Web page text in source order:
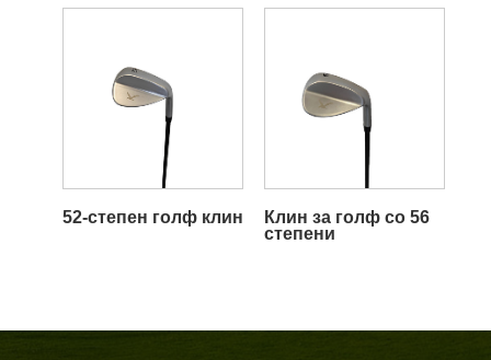
52-степен голф клин
Клин за голф со 56
степени